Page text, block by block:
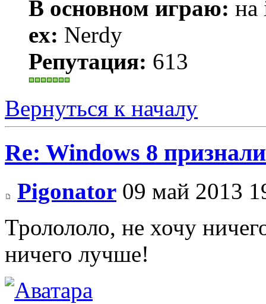
В основном играю: на
ex: Nerdy
Репутация: 613
Вернуться к началу
Re: Windows 8
Pigonator 09 май 2013
Тролололо, не хочу
ничего лучше!